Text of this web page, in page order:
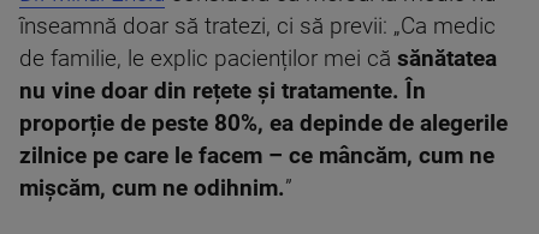
înseamnă doar să tratezi, ci să previi: „Ca medic
de familie, le explic pacienților mei că sănătatea
nu vine doar din rețete și tratamente. În
proporție de peste 80%, ea depinde de alegerile
zilnice pe care le facem – ce mâncăm, cum ne
mișcăm, cum ne odihnim.”